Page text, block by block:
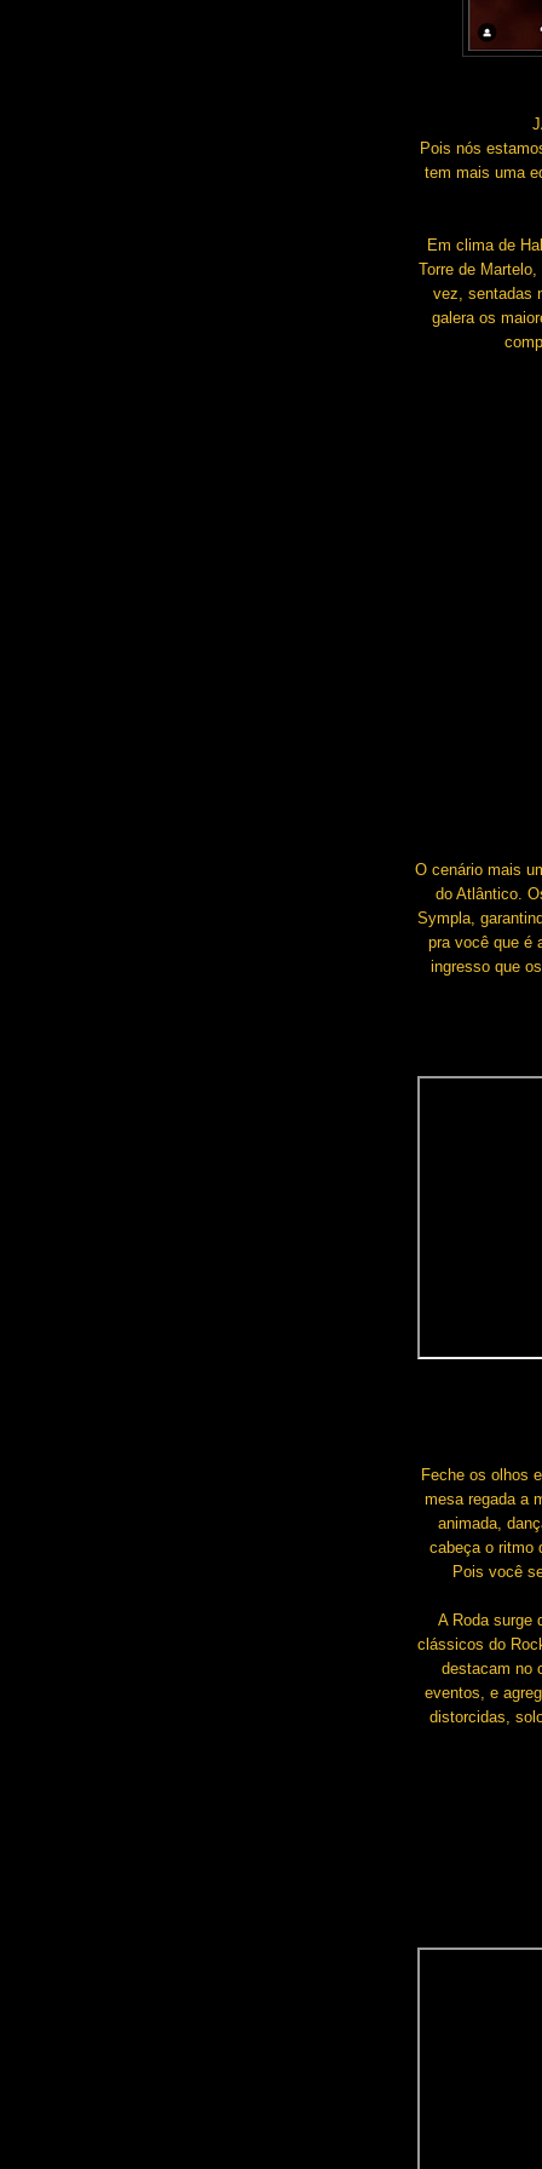
Pois nós
tem mais uma
Em clima de
Torre de
vez, sentadas
galera os
O cenário mais
do Atlântico.
Sympla,
pra você que é
ingresso que
Feche os olhos
mesa regada a
animada,
cabeça o ritmo
Pois você
A Roda surge
clássicos do
destacam no
eventos, e
distorcidas,